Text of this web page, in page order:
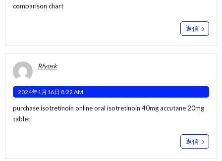
comparison chart
返信
Rfyosk
2024年1月16日 8:22 AM
purchase isotretinoin onlineoral isotretinoin 40mgaccutane 20mg
tablet
返信